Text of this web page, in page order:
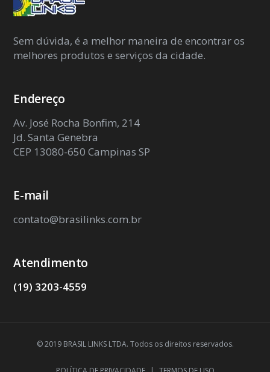
Sem dúvida, é a melhor maneira de encontrar os
melhores produtos e serviços da cidade.
Endereço
Av. José Rocha Bonfim, 214
Jd. Santa Genebra
CEP 13080-650 Campinas SP
E-mail
contato@brasilinks.com.br
Atendimento
(19) 3203-4559
© 2019 BRASIL LINKS LTDA. Todos os direitos reservados.